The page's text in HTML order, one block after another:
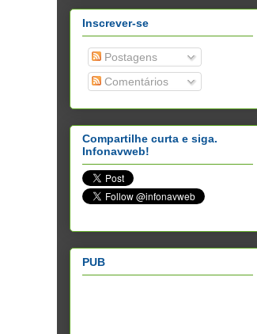
Inscrever-se
Postagens
Comentários
Compartilhe curta e siga.
Infonavweb!
PUB